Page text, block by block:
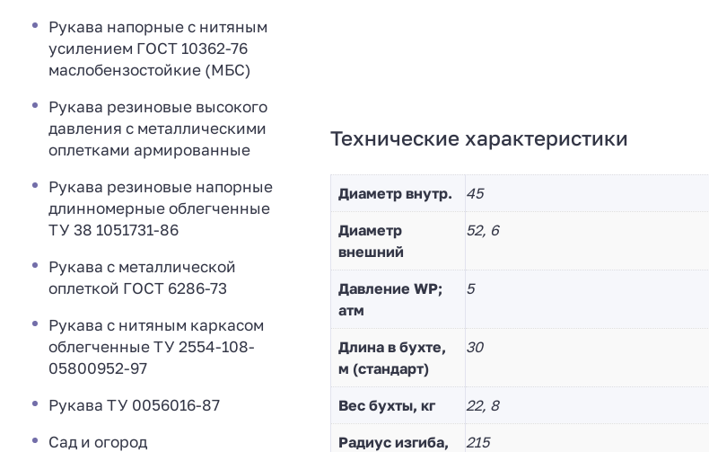
Технические характеристики
Диаметр внутр. 45
Диaметр
внешний
52, 6
Давление WP;
атм
5
Длина в бухте,
м (стандарт)
30
Вес бухты, кг 22, 8
Радиус изгиба,
215
Рукава напорные с нитяным
усилением ГОСТ 10362-76
маслобензостойкие (МБС)
Рукава резиновые высокого
давления с металлическими
оплетками армированные
Рукава резиновые напорные
длинномерные облегченные
ТУ 38 1051731-86
Рукава с металлической
оплеткой ГОСТ 6286-73
Рукава с нитяным каркасом
облегченные ТУ 2554-108-
05800952-97
Рукава ТУ 0056016-87
Сад и огород